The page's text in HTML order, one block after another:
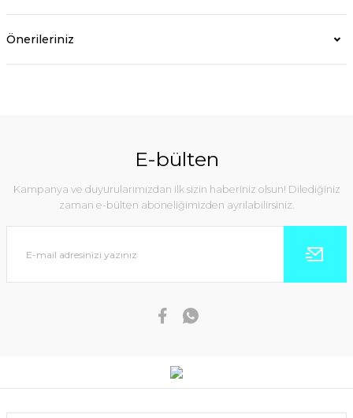
Önerileriniz
E-bülten
Kampanya ve duyurularımızdan ilk sizin haberiniz olsun! Dilediğiniz
zaman e-bülten aboneliğimizden ayrılabilirsiniz.